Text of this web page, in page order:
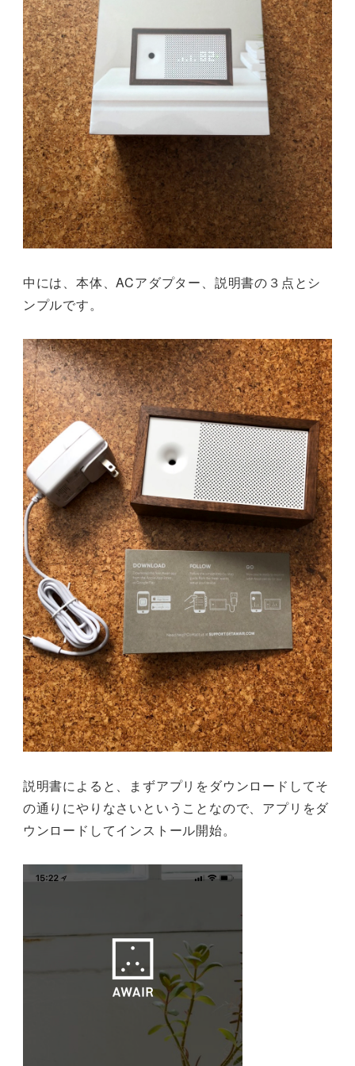
中には、本体、ACアダプター、説明書の３点とシ
ンプルです。
説明書によると、まずアプリをダウンロードしてそ
の通りにやりなさいということなので、アプリをダ
ウンロードしてインストール開始。